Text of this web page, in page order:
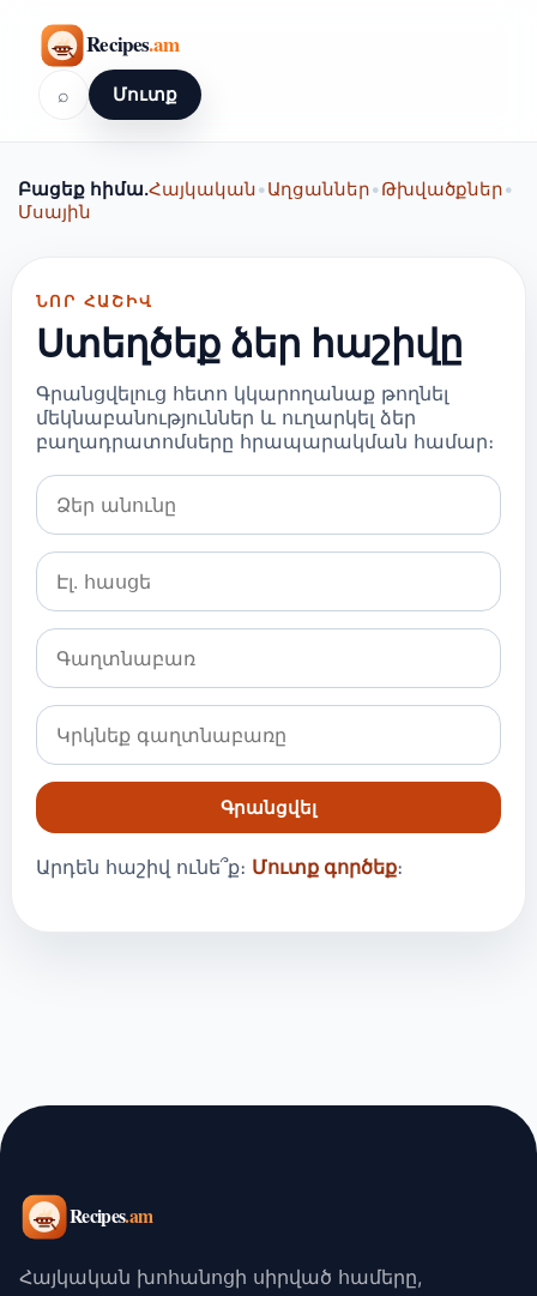
⌕ Մուտք
Բացեք հիմա.Հայկական•Աղցաններ•Թխվածքներ•
Մսային
ՆՈՐ ՀԱՇԻՎ
Ստեղծեք ձեր հաշիվը
Գրանցվելուց հետո կկարողանաք թողնել
մեկնաբանություններ և ուղարկել ձեր
բաղադրատոմսերը հրապարակման համար։
Գրանցվել
Արդեն հաշիվ ունե՞ք։ Մուտք գործեք։
Հայկական խոհանոցի սիրված համերը,